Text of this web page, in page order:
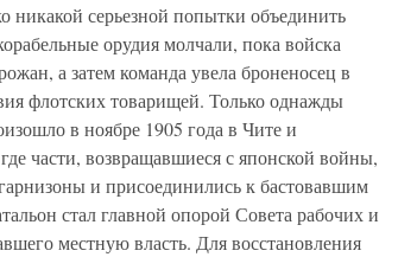
никакой серьезной попытки объединить
орудия молчали, пока войска
а затем команда увела броненосец в
флотских товарищей. Только однажды
в ноябре 1905 года в Чите и
части, возвращавшиеся с японской войны,
и присоединились к бастовавшим
стал главной опорой Совета рабочих и
местную власть. Для восстановления